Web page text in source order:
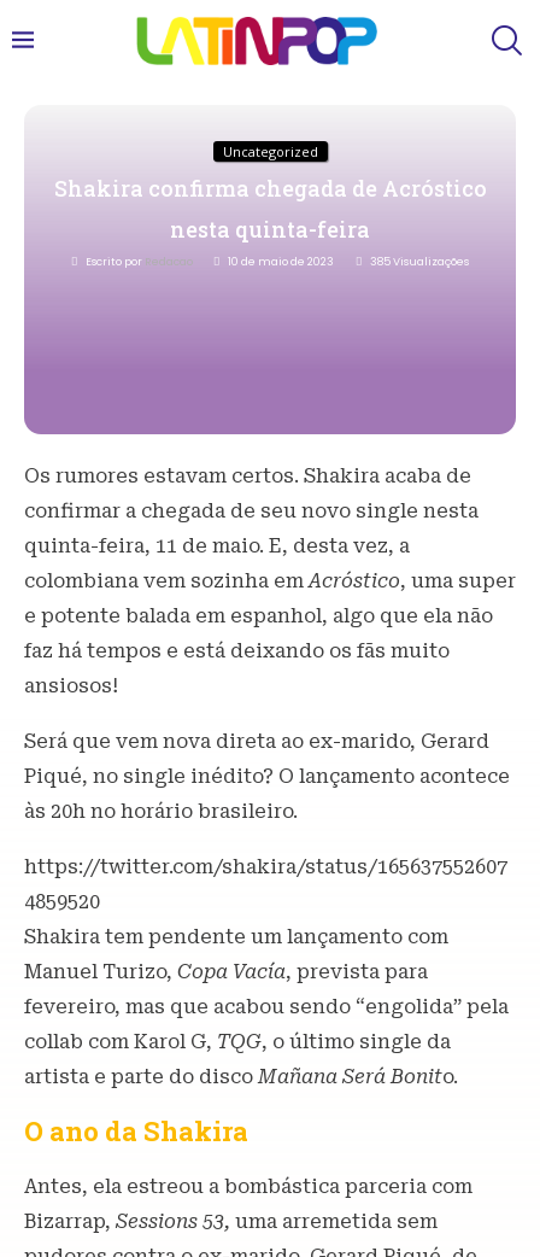
Uncategorized
Shakira confirma chegada de Acróstico
nesta quinta-feira
Escrito por Redacao 10 de maio de 2023 385Visualizações
Os rumores estavam certos. Shakira acaba de
confirmar a chegada de seu novo single nesta
quinta-feira, 11 de maio. E, desta vez, a
colombiana vem sozinha emAcróstico, uma super
e potente balada em espanhol, algo que ela não
faz há tempos e está deixando os fãs muito
ansiosos!
Será que vem nova direta ao ex-marido, Gerard
Piqué, no single inédito? O lançamento acontece
às 20h no horário brasileiro.
https://twitter.com/shakira/status/165637552607
4859520
Shakira tem pendente um lançamento com
Manuel Turizo, Copa Vacía, prevista para
fevereiro, mas que acabou sendo “engolida” pela
collab com Karol G, TQG, o último single da
artista e parte do discoMañana Será Bonito.
O ano da Shakira
Antes, ela estreou a bombástica parceria com
Bizarrap, Sessions 53, uma arremetida sem